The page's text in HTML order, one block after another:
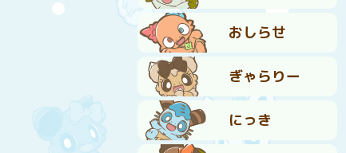
おしらせ
ぎゃらりー
にっき